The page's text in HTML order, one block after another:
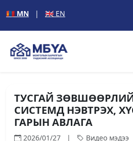
🇲🇳 MN | 🇬🇧 EN
ТУСГАЙ
СИСТЕМД НЭВТРЭХ,
ГАРЫН АВЛАГА
2026/01/27 | Видео мэдээ